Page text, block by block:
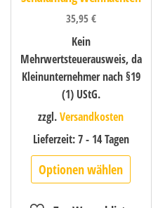
35,95€
Kein
Mehrwertsteuerausweis, da
Kleinunternehmer nach §19
(1) UStG.
zzgl.Versandkosten
Lieferzeit:7 - 14 Tagen
Optionen wählen